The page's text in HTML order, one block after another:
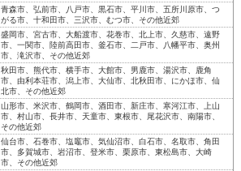
青森市、弘前市、八戸市、黒石市、平川市、五所川原市、つ
がる市、十和田市、三沢市、むつ市、その他近郊
盛岡市、宮古市、大船渡市、花巻市、北上市、久慈市、遠野
市、一関市、陸前高田市、釜石市、二戸市、八幡平市、奥州
市、滝沢市、その他近郊
秋田市、熊代市、横手市、大館市、男鹿市、湯沢市、鹿角
市、由利本荘市、潟上市、大仙市、北秋田市、にかほ市、仙
北市、その他近郊
山形市、米沢市、鶴岡市、酒田市、新庄市、寒河江市、上山
市、村山市、長井市、天童市、東根市、尾花沢市、南陽市、
その他近郊
仙台市、石巻市、塩竈市、気仙沼市、白石市、名取市、角田
市、多賀城市、岩沼市、登米市、栗原市、東松島市、大崎
市、その他近郊